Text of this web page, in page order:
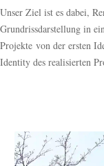
Unser Ziel ist es dabei,
Grundrissdarstellung in
Projekte von der ersten
Identity des realisierten